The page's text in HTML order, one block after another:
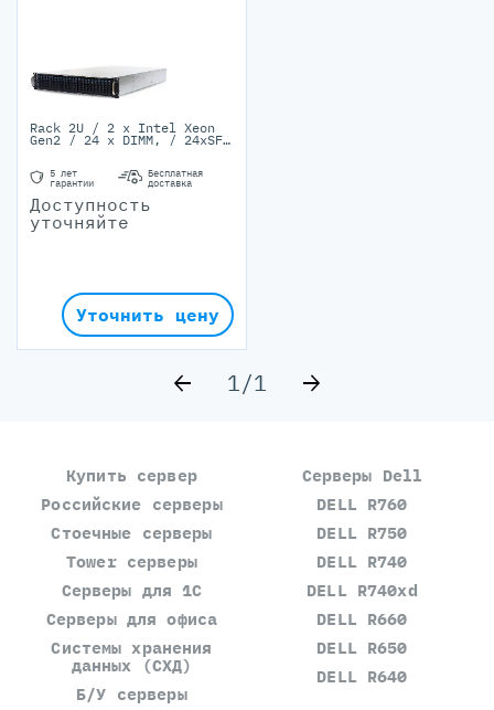
Rack 2U / 2 x Intel Xeon
Gen2 / 24 x DIMM, / 24xSFF
SATA/SAS / 1 PSU 550 W 2
5 лет
гарантии
Бесплатная
доставка
Доступность
уточняйте
Уточнить цену
1/1
Купить сервер
Российские серверы
Стоечные серверы
Tower серверы
Серверы для 1С
Серверы для офиса
Системы хранения
данных (СХД)
Б/У серверы
Серверы Dell
DELL R760
DELL R750
DELL R740
DELL R740xd
DELL R660
DELL R650
DELL R640